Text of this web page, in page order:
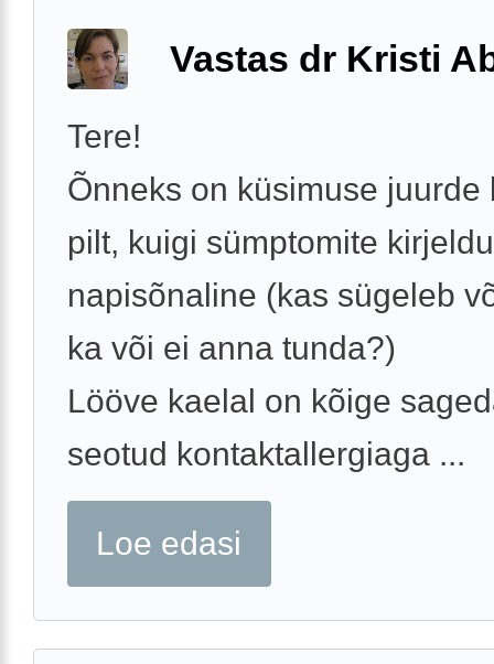
Vastas dr Kristi
Tere!
Õnneks on küsimuse juurde
pilt, kuigi sümptomite
napisõnaline (kas sügeleb
ka või ei anna tunda?)
Lööve kaelal on kõige
seotud kontaktallergiaga ...
Loe edasi